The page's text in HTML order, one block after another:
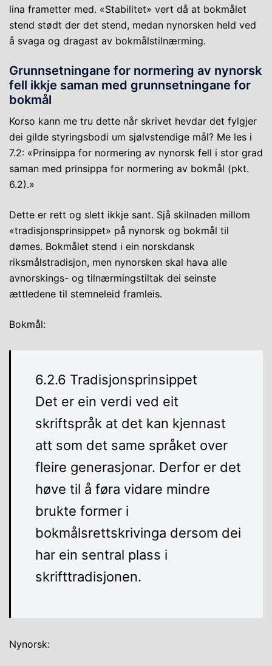
lina frametter med. «Stabilitet» vert då at bokmålet
stend stødt der det stend, medan nynorsken held ved
å svaga og dragast av bokmålstilnærming.
Grunnsetningane for normering av nynorsk
fell ikkje saman med grunnsetningane for
bokmål
Korso kann me tru dette når skrivet hevdar det fylgjer
dei gilde styringsbodi um sjølvstendige mål? Me les i
7.2: «Prinsippa for normering av nynorsk fell i stor grad
saman med prinsippa for normering av bokmål (pkt.
6.2).»
Dette er rett og slett ikkje sant. Sjå skilnaden millom
«tradisjonsprinsippet» på nynorsk og bokmål til
dømes. Bokmålet stend i ein norskdansk
riksmålstradisjon, men nynorsken skal hava alle
avnorskings- og tilnærmingstiltak dei seinste
ættledene til stemneleid framleis.
Bokmål:
6.2.6 Tradisjonsprinsippet
Det er ein verdi ved eit
skriftspråk at det kan kjennast
att som det same språket over
fleire generasjonar. Derfor er det
høve til å føra vidare mindre
brukte former i
bokmålsrettskrivinga dersom dei
har ein sentral plass i
skrifttradisjonen.
Nynorsk: